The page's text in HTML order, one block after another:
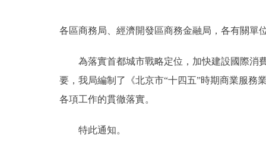
個人服務
便民服務
各區商務局、經濟開發區商務金融局，各有關單
為落實首都城市戰略定位，加快建設國際消費
要，我局編制了《北京市“十四五”時期商業服務
各項工作的貫徹落實。
特此通知。